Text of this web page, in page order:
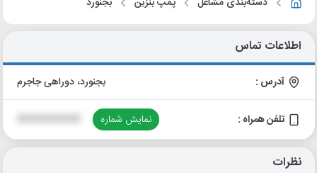
اطلاعات تماس
آدرس : بجنورد، دوراهی جاجرم
تلفن همراه : نمایش شماره
نظرات